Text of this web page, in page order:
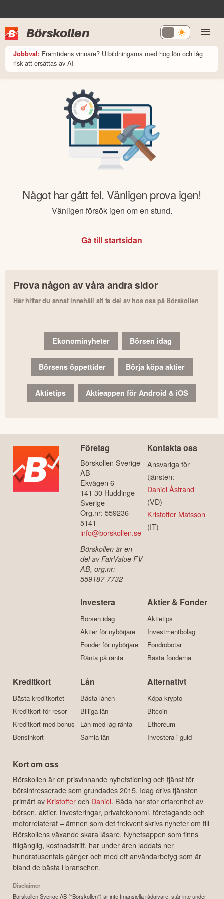
Börskollen
Jobbval: Framtidens vinnare? Utbildningarna med hög lön och låg
risk att ersättas av AI
Något har gått fel. Vänligen prova igen!
Vänligen försök igen om en stund.
Gå till startsidan
Prova någon av våra andra sidor
Här hittar du annat innehåll att ta del av hos oss på Börskollen
Ekonominyheter Börsen idag
Börsens öppettider Börja köpa aktier
Aktietips Aktieappen för Android & iOS
Företag
Börskollen Sverige
AB
Ekvägen 6
141 30 Huddinge
Sverige
Org.nr: 559236-
5141
info@borskollen.se
Börskollen är en
del av FairValue FV
AB, org.nr:
559187-7732
Kontakta oss
Ansvariga för
tjänsten:
Daniel Åstrand
(VD)
Kristoffer Matsson
(IT)
Investera
Börsen idag
Aktier för nybörjare
Fonder för nybörjare
Ränta på ränta
Aktier & Fonder
Aktietips
Investmentbolag
Fondrobotar
Bästa fonderna
Kreditkort
Bästa kreditkortet
Kreditkort för resor
Kreditkort med bonus
Bensinkort
Lån
Bästa lånen
Billiga lån
Lån med låg ränta
Samla lån
Alternativt
Köpa krypto
Bitcoin
Ethereum
Investera i guld
Kort om oss
Börskollen är en prisvinnande nyhetstidning och tjänst för
börsintresserade som grundades 2015. Idag drivs tjänsten
primärt av Kristofferoch Daniel. Båda har stor erfarenhet av
börsen, aktier, investeringar, privatekonomi, företagande och
motorrelaterat – ämnen som det frekvent skrivs nyheter om till
Börskollens växande skara läsare. Nyhetsappen som finns
tillgänglig, kostnadsfritt, har under åren laddats ner
hundratusentals gånger och med ett användarbetyg som är
bland de bästa i branschen.
Disclaimer
Börskollen Sverige AB ("Börskollen") är inte finansiella rådgivare, står inte under